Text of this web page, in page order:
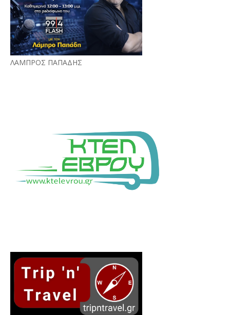
ΛΑΜΠΡΟΣ ΠΑΠΑΔΗΣ